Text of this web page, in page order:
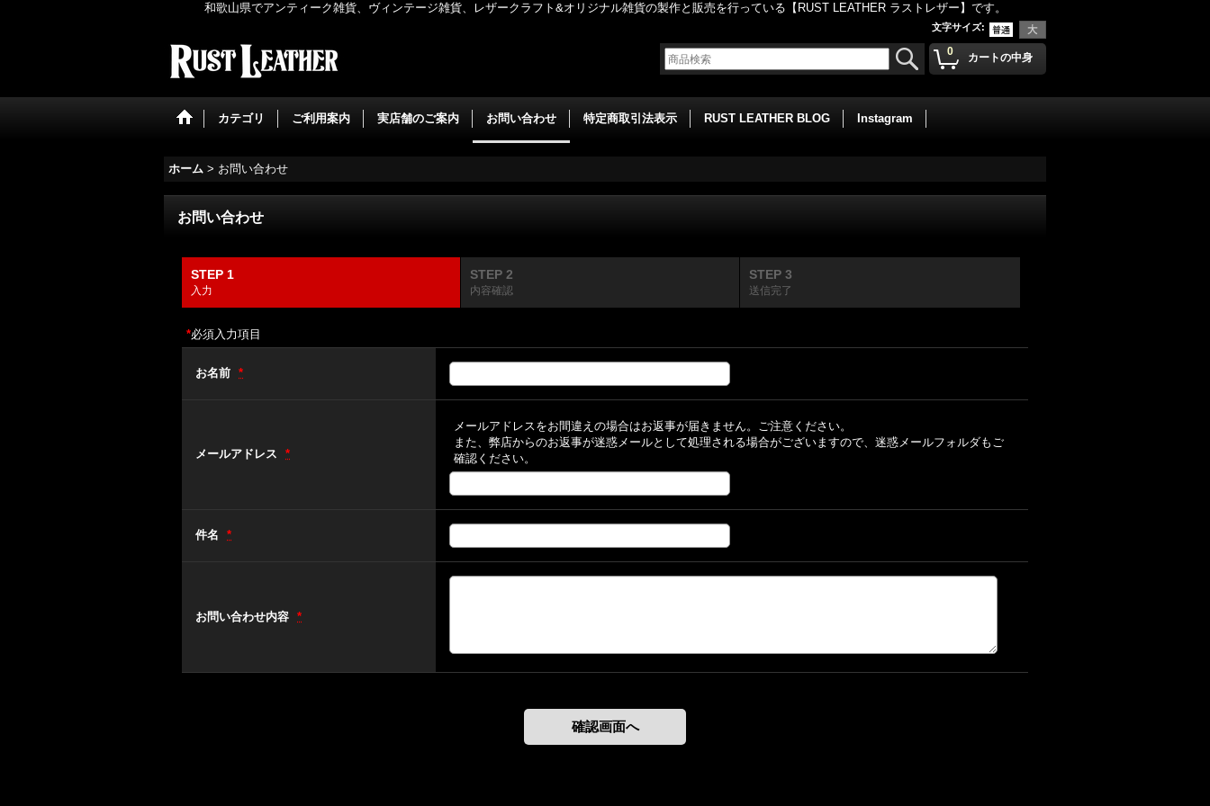
和歌山県でアンティーク雑貨、ヴィンテージ雑貨、レザークラフト&オリジナル雑貨の製作と販売を行っている【RUST LEATHER ラストレザー】です。
文字サイズ:
0 カートの中身
カテゴリ ご利用案内 実店舗のご案内 お問い合わせ 特定商取引法表示 RUST LEATHER BLOG Instagram
ホーム > お問い合わせ
お問い合わせ
STEP 1
入力
STEP 2
内容確認
STEP 3
送信完了
*必須入力項目
お名前 *
メールアドレス *
メールアドレスをお間違えの場合はお返事が届きません。ご注意ください。
また、弊店からのお返事が迷惑メールとして処理される場合がございますので、迷惑メールフォルダもご
確認ください。
件名 *
お問い合わせ内容 *